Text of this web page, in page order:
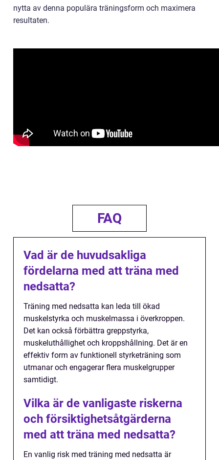
nytta av denna populära träningsform och maximera
resultaten.
FAQ
Vad är de huvudsakliga
fördelarna med att träna med
nedsatta?
Träning med nedsatta kan leda till ökad
muskelstyrka och muskelmassa i överkroppen.
Det kan också förbättra greppstyrka,
muskeluthållighet och kroppshållning. Det är en
effektiv form av funktionell styrketräning som
utmanar och engagerar flera muskelgrupper
samtidigt.
Vilka är de vanligaste riskerna
och försiktighetsåtgärderna
med att träna med nedsatta?
En vanlig risk med träning med nedsatta är